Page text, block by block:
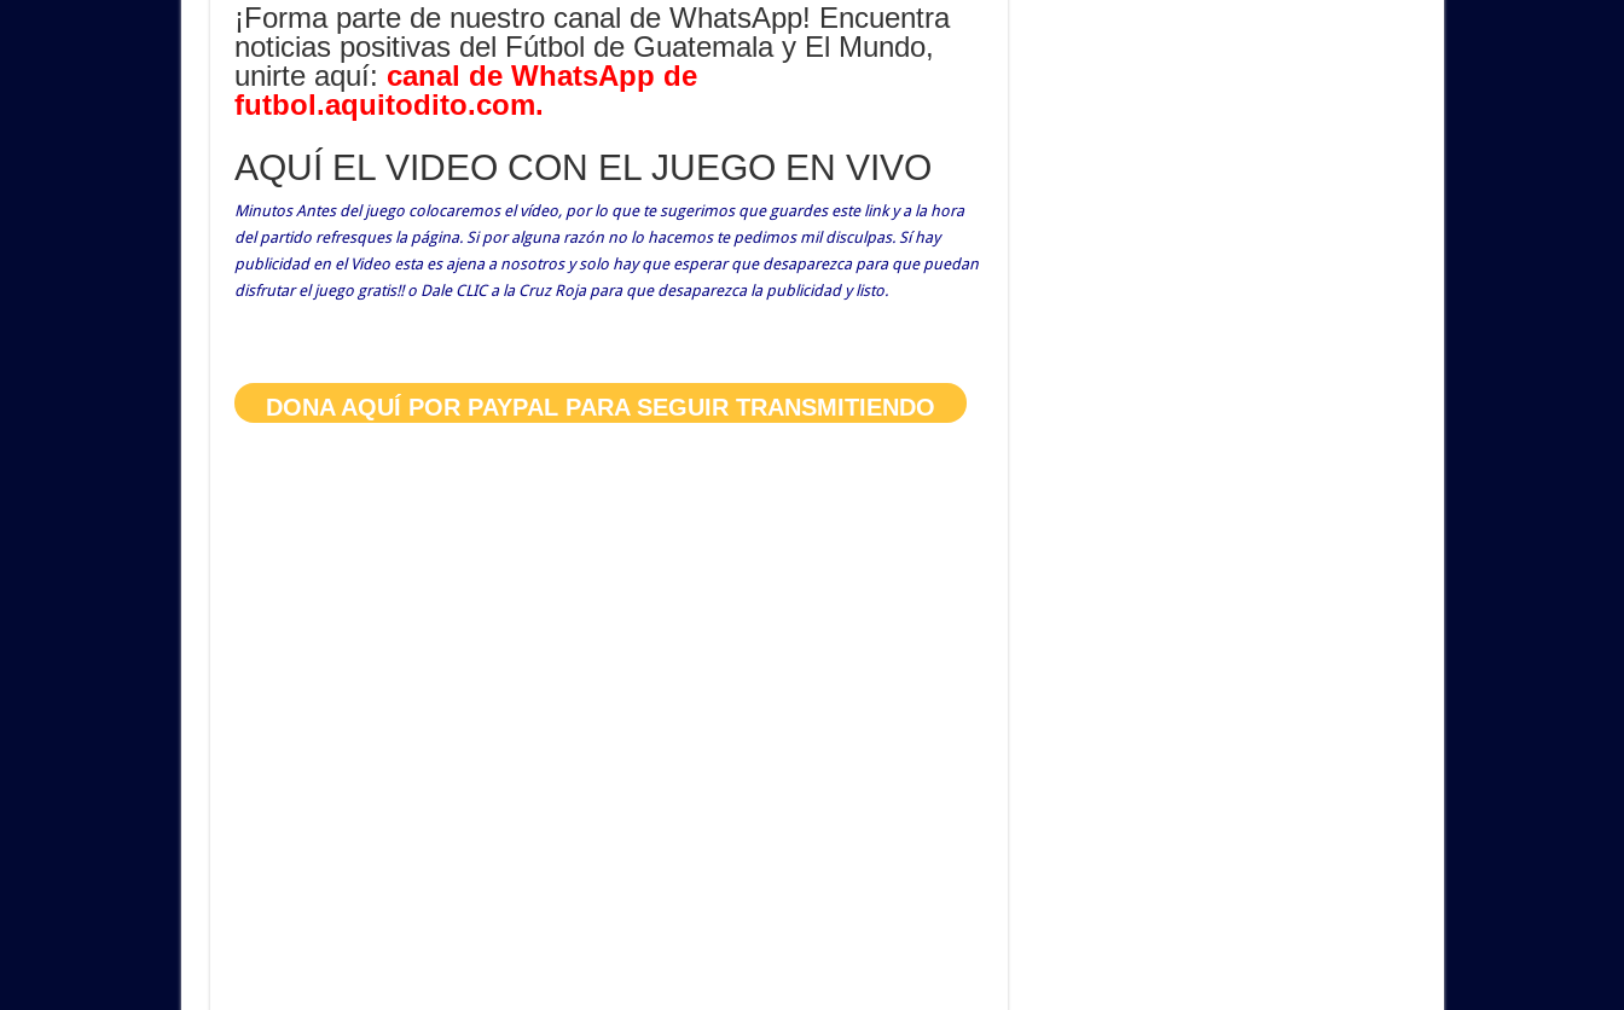
¡Forma parte de nuestro canal de WhatsApp! Encuentra
noticias positivas del Fútbol de Guatemala y El Mundo,
unirte aquí: canal de WhatsApp de
futbol.aquitodito.com.
AQUÍ EL VIDEO CON EL JUEGO EN VIVO
Minutos Antes del juego colocaremos el vídeo, por lo que te sugerimos que guardes este link y a la hora
del partido refresques la página. Si por alguna razón no lo hacemos te pedimos mil disculpas. Sí hay
publicidad en el Video esta es ajena a nosotros y solo hay que esperar que desaparezca para que puedan
disfrutar el juego gratis!! o Dale CLIC a la Cruz Roja para que desaparezca la publicidad y listo.
DONA AQUÍ POR PAYPAL PARA SEGUIR TRANSMITIENDO